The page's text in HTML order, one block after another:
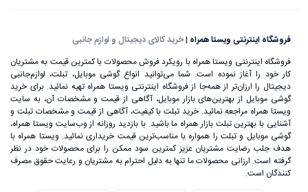
فروشگاه اینترنتی ویستا همراه |خرید کالای دیجیتال و لوازم جانبی
فروشگاه اینترنتی ویستا همراه با رویکرد فروش محصولات با کمترین قیمت به مشتریان
کار خود را آغاز نموده است. شما می‌توانید انواع گوشی موبایل، تبلت، لوازم‌جانبی
دیجیتال را ارزان‌تر از همه‌جا از فروشگاه اینترنتی ویستا همراه تهیه نمائید. برای خرید
گوشی موبایل از بهترین‌های بازار موبایل، آگاهی از قیمت و مشخصات آن، به ‌سایت
ویستا همراه مراجعه نمائید. خرید تبلت با کیفیت، آگاهی از قیمت و مشخصات تبلت و
آشنایی با بهترین تبلت بازار همراه ما باشید. با بازدید روزانه از وب‌سایت ویستا همراه،
گوشی موبایل و تبلت را همواره با مناسب‌ترین قیمت خریداری نمائید. ویستا همراه با
هدف جلب رضایت مشتریان عزیز کمترین سود ممکن را برای محصولات خود در نظر
گرفته است. ارزانی محصولات ما تنها به دلیل احترام به مشتریان و رعایت حقوق مصرف
کنندگان است.